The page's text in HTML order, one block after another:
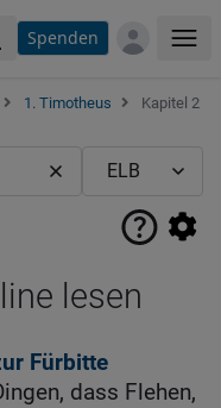
Spenden
1. Timotheus
Kapitel 2
lesen
Fürbitte
dass Flehen,